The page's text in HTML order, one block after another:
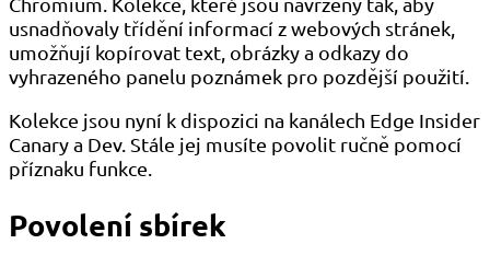
usnadňovaly třídění informací z webových stránek,
umožňují kopírovat text, obrázky a odkazy do
vyhrazeného panelu poznámek pro pozdější použití.
Kolekce jsou nyní k dispozici na kanálech Edge Insider
Canary a Dev. Stále jej musíte povolit ručně pomocí
příznaku funkce.
Povolení sbírek